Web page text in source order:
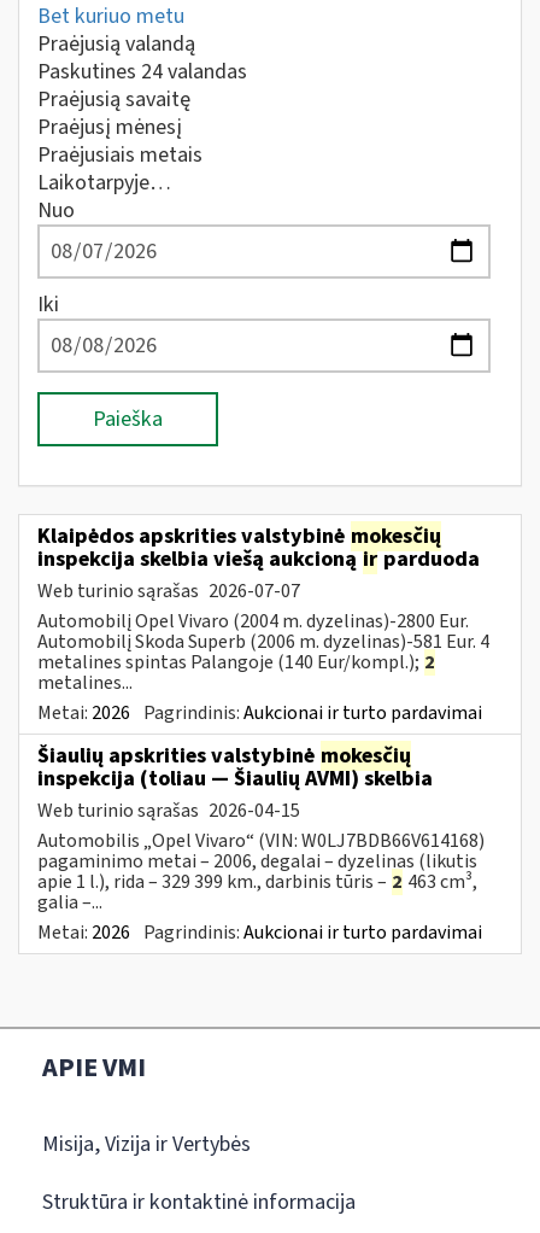
Bet kuriuo metu
Praėjusią valandą
Paskutines 24 valandas
Praėjusią savaitę
Praėjusį mėnesį
Praėjusiais metais
Laikotarpyje…
Nuo
Iki
Paieška
Klaipėdos apskrities valstybinė mokesčių
inspekcija skelbia viešą aukcionąirparduoda
Web turinio sąrašas 2026-07-07
Automobilį Opel Vivaro (2004 m. dyzelinas)-2800 Eur.
Automobilį Skoda Superb (2006 m. dyzelinas)-581 Eur. 4
metalines spintas Palangoje (140 Eur/kompl.); 2
metalines...
Metai: 2026 Pagrindinis:Aukcionai ir turto pardavimai
Šiaulių apskrities valstybinė mokesčių
inspekcija (toliau — Šiaulių AVMI) skelbia
Web turinio sąrašas 2026-04-15
Automobilis „Opel Vivaro“ (VIN: W0LJ7BDB66V614168)
pagaminimo metai – 2006, degalai – dyzelinas (likutis
apie 1 l.), rida – 329 399 km., darbinis tūris – 2 463 cm³,
galia –...
Metai: 2026 Pagrindinis:Aukcionai ir turto pardavimai
APIE VMI
Misija, Vizija ir Vertybės
Struktūra ir kontaktinė informacija